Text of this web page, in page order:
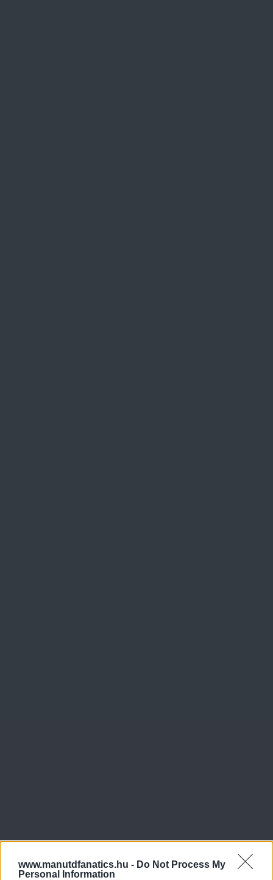
www.manutdfanatics.hu - Do Not Process My
Personal Information